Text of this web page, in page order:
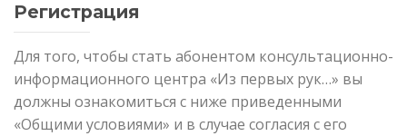
Регистрация
Для того, чтобы стать абонентом консультационно-
информационного центра «Из первых рук…» вы
должны ознакомиться с ниже приведенными
«Общими условиями» и в случае согласия с его